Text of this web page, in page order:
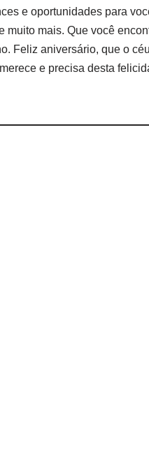
e oportunidades para
muito mais. Que você
Feliz aniversário, que o
e precisa desta